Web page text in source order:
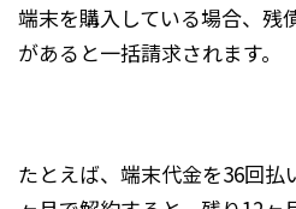
端末を購入している場合、残
があると一括請求されます。
たとえば、端末代金を36回払